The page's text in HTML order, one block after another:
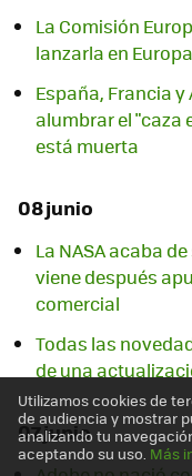
La Comisión
lanzarla en
España, Francia
alumbrar el "caza
está muerta
08 junio
La NASA acaba
viene después
comercial
Todas las
de una
07 junio
Utilizamos cookies de
de audiencia y mostrar
analizando tu
aceptando su uso. Más